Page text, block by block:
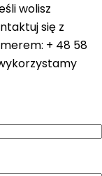
wolisz
się z
+ 48 58